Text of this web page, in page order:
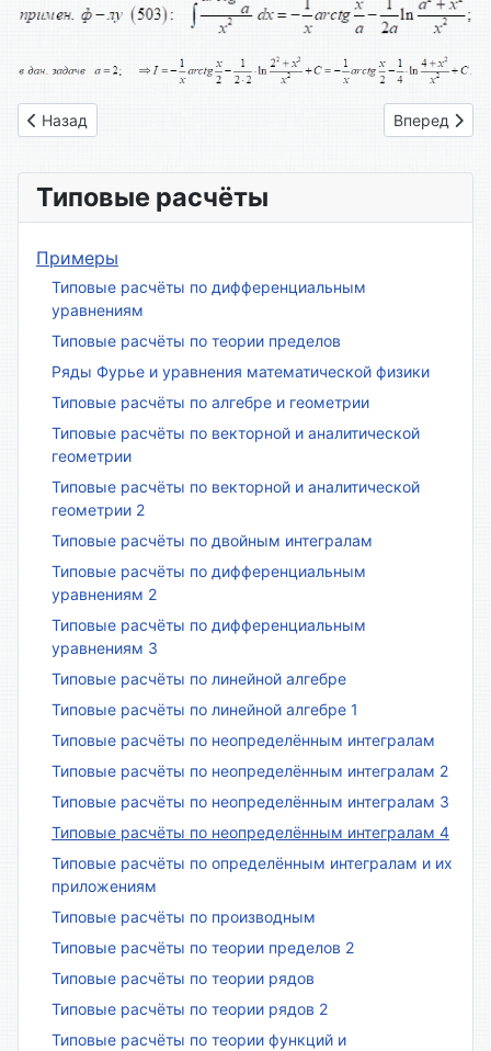
Предыдущий: Вариант № 18
Назад Следующий:
Вперед
Типовые расчёты
Примеры
Типовые расчёты по дифференциальным
уравнениям
Типовые расчёты по теории пределов
Ряды Фурье и уравнения математической физики
Типовые расчёты по алгебре и геометрии
Типовые расчёты по векторной и аналитической
геометрии
Типовые расчёты по векторной и аналитической
геометрии 2
Типовые расчёты по двойным интегралам
Типовые расчёты по дифференциальным
уравнениям 2
Типовые расчёты по дифференциальным
уравнениям 3
Типовые расчёты по линейной алгебре
Типовые расчёты по линейной алгебре 1
Типовые расчёты по неопределённым интегралам
Типовые расчёты по неопределённым интегралам 2
Типовые расчёты по неопределённым интегралам 3
Типовые расчёты по неопределённым интегралам 4
Типовые расчёты по определённым интегралам и их
приложениям
Типовые расчёты по производным
Типовые расчёты по теории пределов 2
Типовые расчёты по теории рядов
Типовые расчёты по теории рядов 2
Типовые расчёты по теории функций и